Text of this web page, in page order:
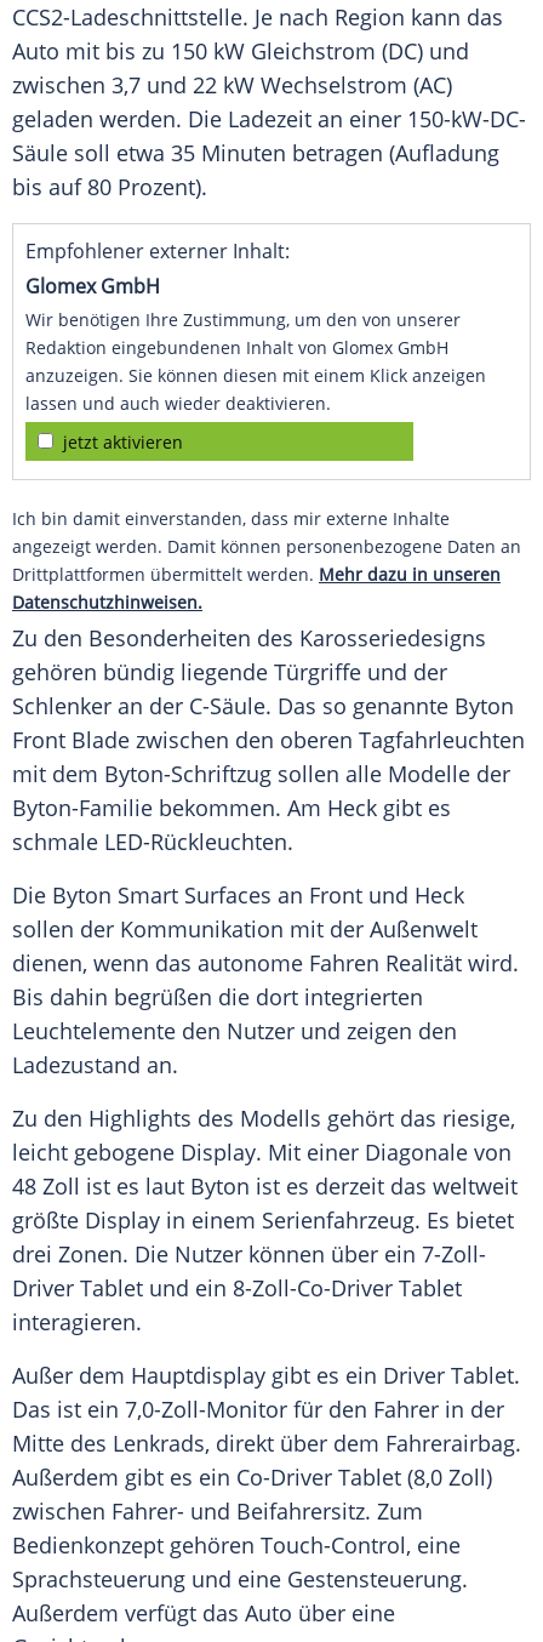
CCS2-Ladeschnittstelle. Je nach Region kann das
Auto mit bis zu 150 kW Gleichstrom (DC) und
zwischen 3,7 und 22 kW Wechselstrom (AC)
geladen werden. Die Ladezeit an einer 150-kW-DC-
Säule soll etwa 35 Minuten betragen (Aufladung
bis auf 80 Prozent).
Empfohlener externer Inhalt:
Glomex GmbH
Wir benötigen Ihre Zustimmung, um den von unserer
Redaktion eingebundenen Inhalt von Glomex GmbH
anzuzeigen. Sie können diesen mit einem Klick anzeigen
lassen und auch wieder deaktivieren.
jetzt aktivieren
Ich bin damit einverstanden, dass mir externe Inhalte
angezeigt werden. Damit können personenbezogene Daten an
Drittplattformen übermittelt werden. Mehr dazu in unseren
Datenschutzhinweisen.
Zu den Besonderheiten des Karosseriedesigns
gehören bündig liegende Türgriffe und der
Schlenker an der C-Säule. Das so genannte Byton
Front Blade zwischen den oberen Tagfahrleuchten
mit dem Byton-Schriftzug sollen alle Modelle der
Byton-Familie bekommen. Am Heck gibt es
schmale LED-Rückleuchten.
Die Byton Smart Surfaces an Front und Heck
sollen der Kommunikation mit der Außenwelt
dienen, wenn das autonome Fahren Realität wird.
Bis dahin begrüßen die dort integrierten
Leuchtelemente den Nutzer und zeigen den
Ladezustand an.
Zu den Highlights des Modells gehört das riesige,
leicht gebogene Display. Mit einer Diagonale von
48 Zoll ist es laut Byton ist es derzeit das weltweit
größte Display in einem Serienfahrzeug. Es bietet
drei Zonen. Die Nutzer können über ein 7-Zoll-
Driver Tablet und ein 8-Zoll-Co-Driver Tablet
interagieren.
Außer dem Hauptdisplay gibt es ein Driver Tablet.
Das ist ein 7,0-Zoll-Monitor für den Fahrer in der
Mitte des Lenkrads, direkt über dem Fahrerairbag.
Außerdem gibt es ein Co-Driver Tablet (8,0 Zoll)
zwischen Fahrer- und Beifahrersitz. Zum
Bedienkonzept gehören Touch-Control, eine
Sprachsteuerung und eine Gestensteuerung.
Außerdem verfügt das Auto über eine